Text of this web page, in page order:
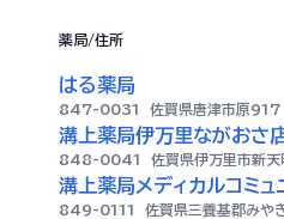
薬局/住所
はる薬局
847-0031 佐賀県唐津市原917
溝上薬局伊万里ながおさ
848-0041 佐賀県伊万里市新
溝上薬局メディカルコミュ
849-0111
佐賀県三養基郡みや